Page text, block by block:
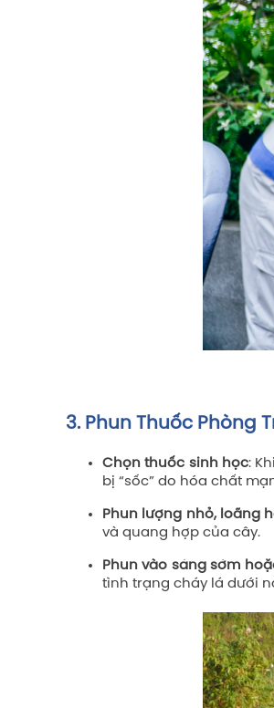
3. Phun Thuốc Phòng
Chọn thuốc sinh học:
bị “sốc” do hóa chất
Phun lượng nhỏ, loãng
và quang hợp của cây.
Phun vào sáng sớm
tình trạng cháy lá dưới